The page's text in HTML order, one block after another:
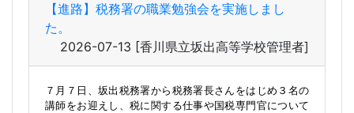
【進路】税務署の職業勉強会を実施しまし
た。
2026-07-13 [香川県立坂出高等学校管理者]
７月７日、坂出税務署から税務署長さんをはじめ３名の
講師をお迎えし、税に関する仕事や国税専門官について